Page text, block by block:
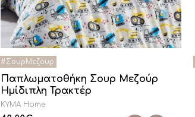
Παπλωματοθήκη Σουρ Μεζούρ
Ημίδιπλη Τρακτέρ
KYMA Home